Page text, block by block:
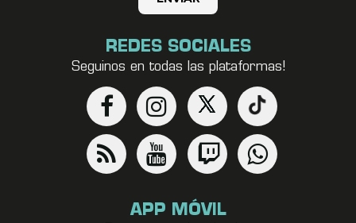
REDES SOCIALES
Seguinos en todas las plataformas!
APP MÓVIL